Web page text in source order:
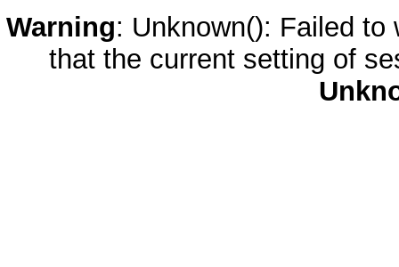
Warning: Unknown(): Failed
that the current setting of